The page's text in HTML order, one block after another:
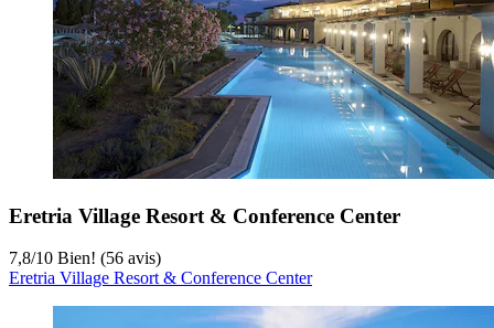
Eretria Village Resort & Conference Center
7,8/10 Bien! (56 avis)
Eretria Village Resort & Conference Center